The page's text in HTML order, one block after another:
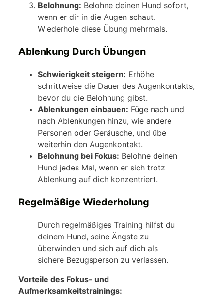
Belohnung: Belohne deinen Hund sofort,
wenn er dir in die Augen schaut.
Wiederhole diese Übung mehrmals.
Ablenkung Durch Übungen
Schwierigkeit steigern: Erhöhe
schrittweise die Dauer des Augenkontakts,
bevor du die Belohnung gibst.
Ablenkungen einbauen: Füge nach und
nach Ablenkungen hinzu, wie andere
Personen oder Geräusche, und übe
weiterhin den Augenkontakt.
Belohnung bei Fokus: Belohne deinen
Hund jedes Mal, wenn er sich trotz
Ablenkung auf dich konzentriert.
Regelmäßige Wiederholung
Durch regelmäßiges Training hilfst du
deinem Hund, seine Ängste zu
überwinden und sich auf dich als
sichere Bezugsperson zu verlassen.
Vorteile des Fokus- und
Aufmerksamkeitstrainings: